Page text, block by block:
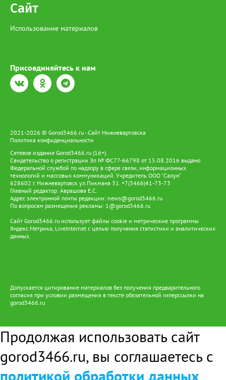
Нижневартовске обещают опубликовать в ближайшее время
Сайт
Использование материалов
Присоединяйтесь к нам
2021-2026 © Gorod3466.ru - Сайт Нижневартовска
Политика конфиденциальности
Сетевое издание Gorod3466.ru (16+).
Свидетельство о регистрации Эл № ФС77-66798 от 15.08.2016 выдано
Федеральной службой по надзору в сфере связи, информационных
технологий и массовых коммуникаций. Учредитель ООО "Салун"
628602 г. Нижневартовск ул.Пикмана 31. +7(3466)41-73-73
Главный редактор: Аврашова Е.С.
Адрес электронной почты редакции: news@gorod3466.ru
По вопросам размещения рекламы: 1@gorod3466.ru
Сайт Gorod3466.ru использует файлы cookie и метрические программы
Яндекс.Метрика, LiveInternet с целью получения статистики и аналитических
данных.
Допускается цитирование материалов без получения предварительного
согласия при условии размещения в тексте обязательной гиперссылки на
gorod3466.ru
Продолжая использовать сайт
gorod3466.ru, вы соглашаетесь с
политикой обработки данных